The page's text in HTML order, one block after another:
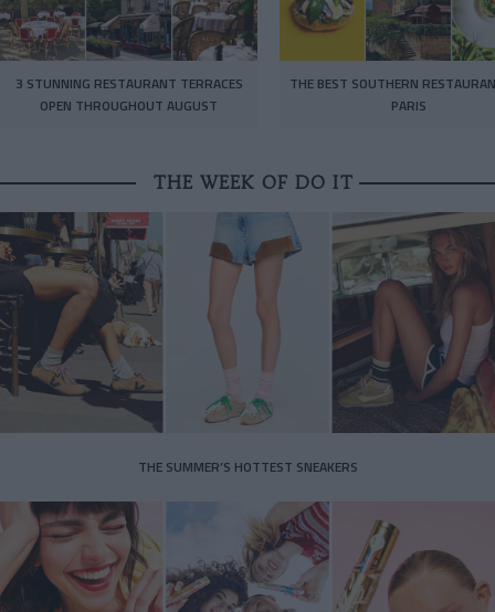
3 STUNNING RESTAURANT TERRACES
OPEN THROUGHOUT AUGUST
THE BEST SOUTHERN
PARIS
THE WEEK OF DO IT
THE SUMMER’S HOTTEST SNEAKERS